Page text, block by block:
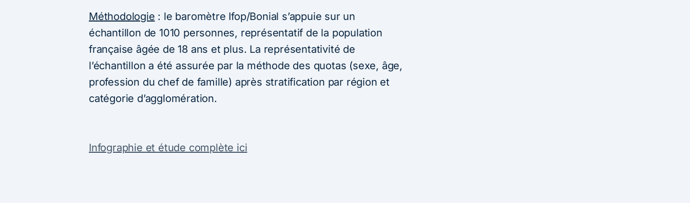
Méthodologie : le baromètre Ifop/Bonial s’appuie sur un
échantillon de 1010 personnes, représentatif de la population
française âgée de 18 ans et plus. La représentativité de
l’échantillon a été assurée par la méthode des quotas (sexe, âge,
profession du chef de famille) après stratification par région et
catégorie d’agglomération.
Infographie et étude complète ici